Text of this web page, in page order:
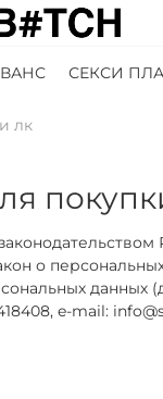
СЕКСИ
лк
о
e-mail: